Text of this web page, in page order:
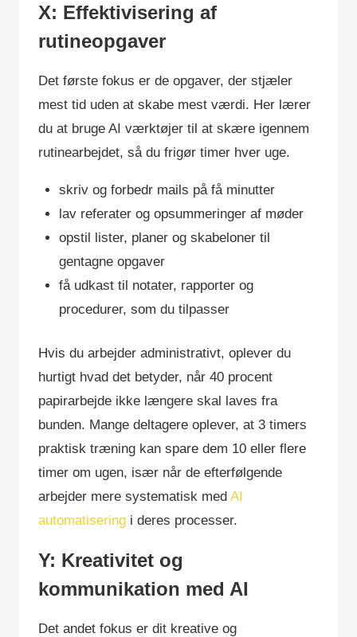
X: Effektivisering af
rutineopgaver
Det første fokus er de opgaver, der stjæler
mest tid uden at skabe mest værdi. Her lærer
du at bruge AI værktøjer til at skære igennem
rutinearbejdet, så du frigør timer hver uge.
skriv og forbedr mails på få minutter
lav referater og opsummeringer af møder
opstil lister, planer og skabeloner til
gentagne opgaver
få udkast til notater, rapporter og
procedurer, som du tilpasser
Hvis du arbejder administrativt, oplever du
hurtigt hvad det betyder, når 40 procent
papirarbejde ikke længere skal laves fra
bunden. Mange deltagere oplever, at 3 timers
praktisk træning kan spare dem 10 eller flere
timer om ugen, især når de efterfølgende
arbejder mere systematisk med AI
automatisering i deres processer.
Y: Kreativitet og
kommunikation med AI
Det andet fokus er dit kreative og